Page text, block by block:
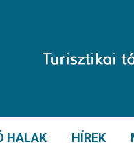
HALAK HÍREK